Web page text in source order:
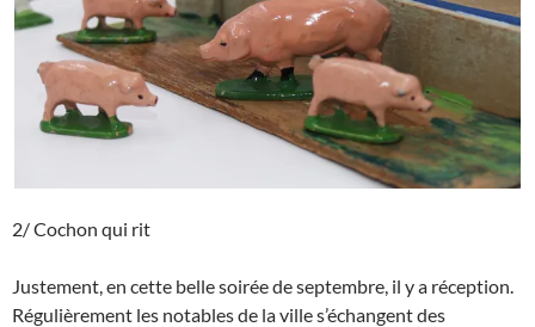
2/ Cochon qui rit
Justement, en cette belle soirée de septembre, il y a réception.
Régulièrement les notables de la ville s’échangent des